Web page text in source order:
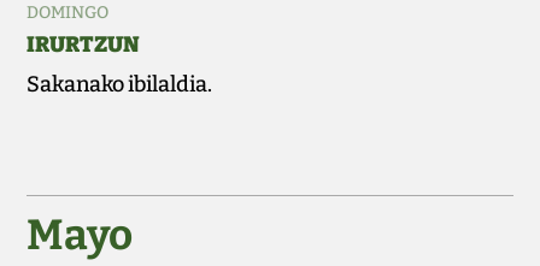
DOMINGO
IRURTZUN
Sakanako ibilaldia.
Mayo